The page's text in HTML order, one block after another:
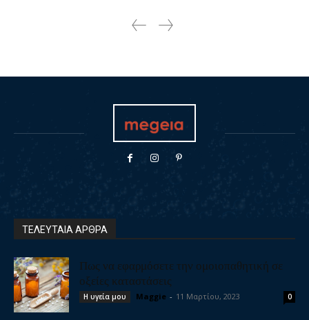
ΤΕΛΕΥΤΑΙΑ ΑΡΘΡΑ
Πως να εφαρμόσετε την ομοιοπαθητική σε
οξείες καταστάσεις
Η υγεία μου Maggie - 11 Μαρτίου, 2023 0